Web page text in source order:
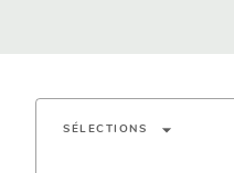
SÉLECTIONS arrow_drop_down